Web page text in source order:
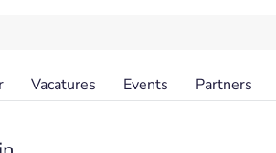
Vacatures Events Partners